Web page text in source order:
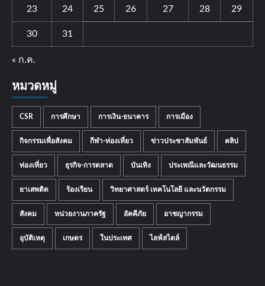
23 24 25 26 27 28 29
30 31
« ก.ค.
หมวดหมู่
CSR การศึกษา การเงิน-ธนาคาร การเมือง
กิจกรรมเพื่อสังคม กีฬา-ท่องเที่ยว ข่าวประชาสัมพันธ์ คลิป
ท่องเที่ยว ธุรกิจ-การตลาด บันเทิง ประเพณีและวัฒนธรรม
ยาเสพติด ร้องเรียน วิทยาศาสตร์ เทคโนโลยี และนวัตกรรม
สังคม หน่วยงานภาครัฐ อัคคีภัย อาชญากรรม
อุบัติเหตุ เกษตร ในประเทศ ไลฟ์สไตล์